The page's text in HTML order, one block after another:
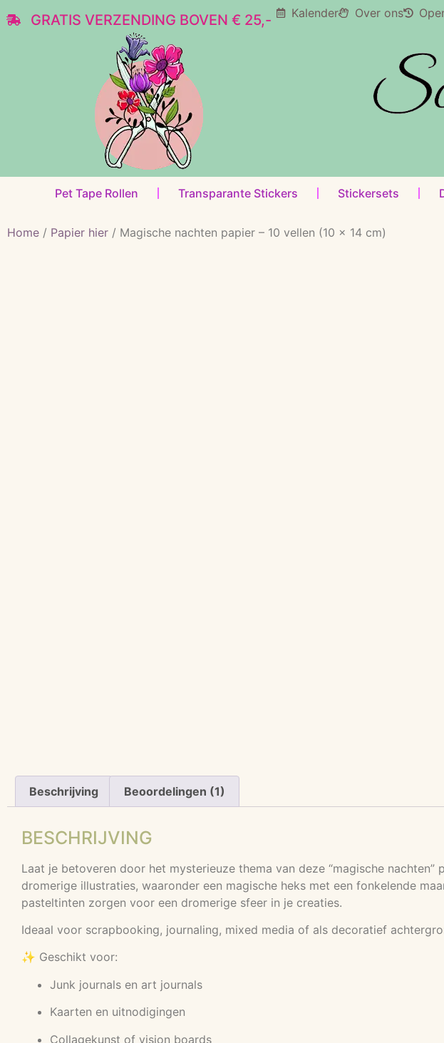
GRATIS VERZENDING BOVEN € 25,- Kalender Over ons
Pet Tape Rollen Transparante Stickers Stickersets
Home / Papier hier / Magische nachten papier – 10 vellen (10 x 14 cm)
Beschrijving Beoordelingen (1)
BESCHRIJVING
Laat je betoveren door het mysterieuze thema van deze “magische
dromerige illustraties, waaronder een magische heks met een fonkelende
pasteltinten zorgen voor een dromerige sfeer in je creaties.
Ideaal voor scrapbooking, journaling, mixed media of als decoratief
✨ Geschikt voor:
Junk journals en art journals
Kaarten en uitnodigingen
Collagekunst of vision boards